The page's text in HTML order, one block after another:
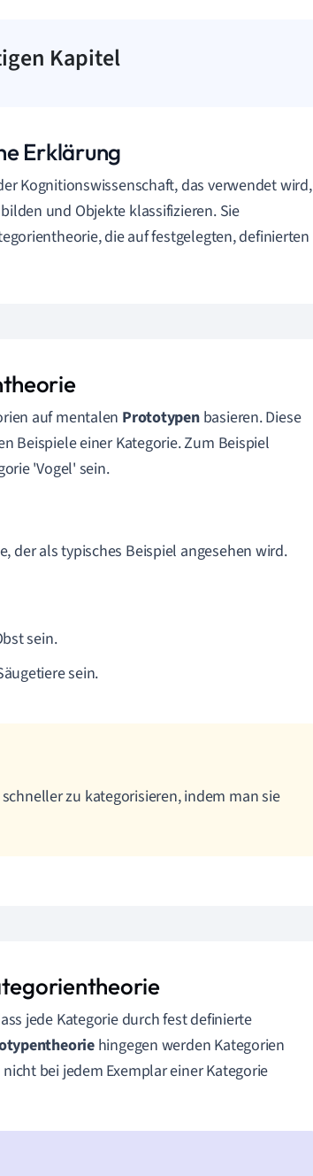
Kapitel
Erklärung
Kognitionswissenschaft, das verwendet wird,
und Objekte klassifizieren. Sie
die auf festgelegten, definierten
auf mentalen Prototypenbasieren. Diese
Beispiele einer Kategorie. Zum Beispiel
'Vogel' sein.
der als typisches Beispiel angesehen wird.
sein.
sein.
zu kategorisieren, indem man sie
jede Kategorie durch fest definierte
hingegen werden Kategorien
bei jedem Exemplar einer Kategorie